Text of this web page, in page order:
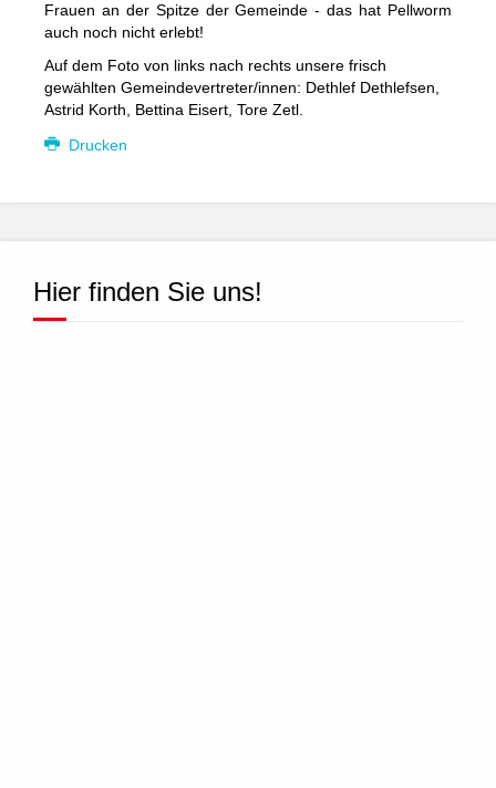
Frauen an der Spitze der Gemeinde - das hat Pellworm
auch noch nicht erlebt!
Auf dem Foto von links nach rechts unsere frisch
gewählten Gemeindevertreter/innen: Dethlef Dethlefsen,
Astrid Korth, Bettina Eisert, Tore Zetl.
Drucken
Hier finden Sie uns!